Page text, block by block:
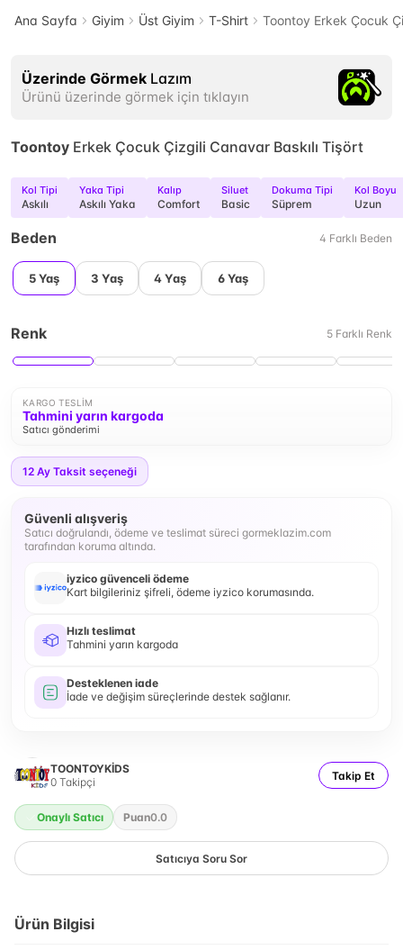
Ana Sayfa Giyim Üst Giyim T-Shirt Toontoy Erkek Çocuk
Üzerinde Görmek Lazım
Ürünü üzerinde görmek için tıklayın
Toontoy Erkek Çocuk Çizgili Canavar Baskılı Tişört
Kol Tipi
Askılı
Yaka Tipi
Askılı Yaka
Kalıp
Comfort
Siluet
Basic
Dokuma Tipi
Süprem
Kol Boyu
Uzun
Beden 4 Farklı Beden
5 Yaş 3 Yaş 4 Yaş 6 Yaş
Renk 5 Farklı Renk
KARGO TESLIM
Tahmini yarın kargoda
Satıcı gönderimi
12 Ay Taksit seçeneği
Güvenli alışveriş
Satıcı doğrulandı, ödeme ve teslimat süreci gormeklazim.com
tarafından koruma altında.
iyzico güvenceli ödeme
Kart bilgileriniz şifreli, ödeme iyzico korumasında.
Hızlı teslimat
Tahmini yarın kargoda
Desteklenen iade
İade ve değişim süreçlerinde destek sağlanır.
TOONTOYKİDS
0 Takipçi Takip Et
Onaylı Satıcı Puan0.0
Satıcıya Soru Sor
Ürün Bilgisi